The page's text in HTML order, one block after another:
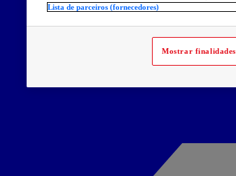
Lista de parceiros (fornecedores)
Mostrar finalidades